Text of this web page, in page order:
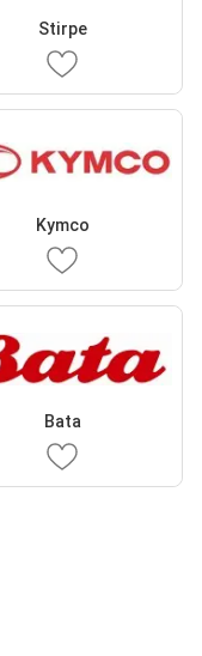
Stirpe
Kymco
Bata